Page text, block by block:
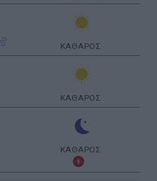
ΚΑΘΑΡΟΣ
ΚΑΘΑΡΟΣ
ΚΑΘΑΡΟΣ